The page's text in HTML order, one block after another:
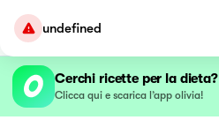
undefined
Cerchi ricette per la dieta?
Clicca qui e scarica l’app olivia!